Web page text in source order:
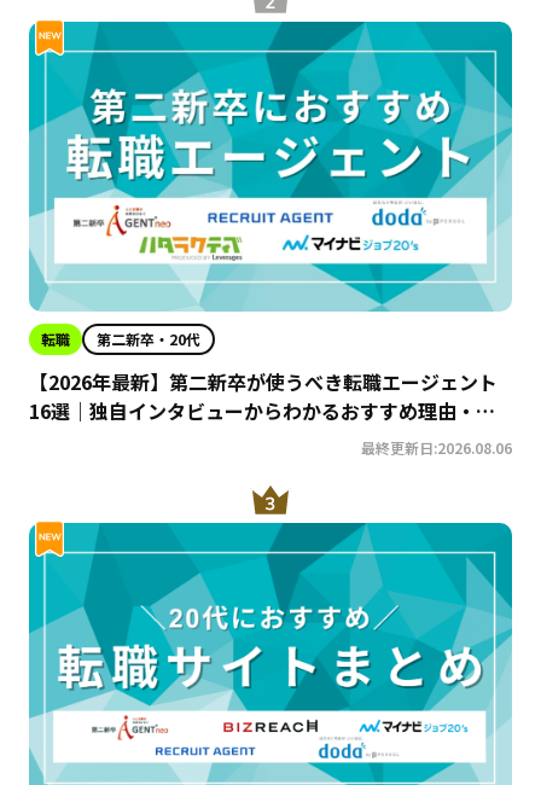
転職 第二新卒・20代
【2026年最新】第二新卒が使うべき転職エージェント
16選｜独自インタビューからわかるおすすめ理由・サ
最終更新日:2026.08.06